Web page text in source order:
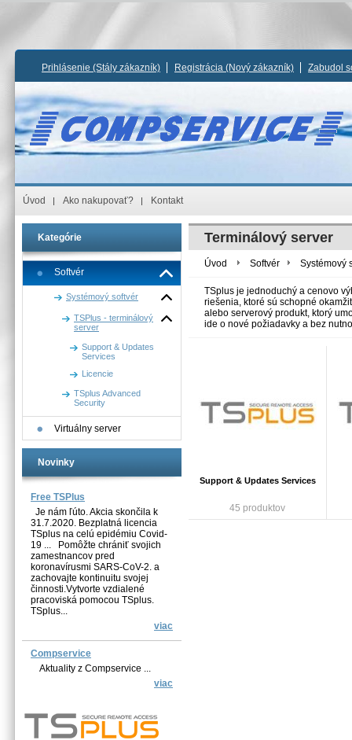
Prihlásenie (Stály zákazník) Registrácia (Nový zákazník) Zabudol
Úvod Ako nakupovať? Kontakt
Kategórie
Softvér
Systémový softvér
TSPlus - terminálový
server
Support & Updates
Services
Licencie
TSplus Advanced
Security
Virtuálny server
Novinky
Free TSPlus
Je nám ľúto. Akcia skončila k
31.7.2020. Bezplatná licencia
TSplus na celú epidémiu Covid-
19 ... Pomôžte chrániť svojich
zamestnancov pred
koronavírusmi SARS-CoV-2. a
zachovajte kontinuitu svojej
činnosti.Vytvorte vzdialené
pracoviská pomocou TSplus.
TSplus...
viac
Compservice
Aktuality z Compservice ...
viac
Terminálový server
Úvod Softvér Systémový
TSplus je jednoduchý a cenovo
riešenia, ktoré sú schopné
alebo serverový produkt, ktorý
ide o nové požiadavky a bez
Support & Updates Services
45 produktov